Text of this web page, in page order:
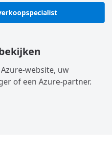
website, uw
of een Azure-partner.